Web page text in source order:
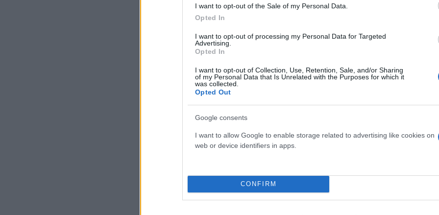
I want to opt-out of the Sale of my Personal Data.
Opted In
I want to opt-out of processing my Personal Data for Targeted
Advertising.
Opted In
I want to opt-out of Collection, Use, Retention, Sale, and/or Sharing
of my Personal Data that Is Unrelated with the Purposes for which it
was collected.
Opted Out
Google consents
I want to allow Google to enable storage related to advertising like cookies on
web or device identifiers in apps.
CONFIRM